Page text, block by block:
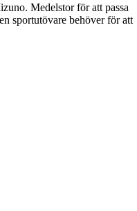
Medelstor för att passa
sportutövare behöver för att